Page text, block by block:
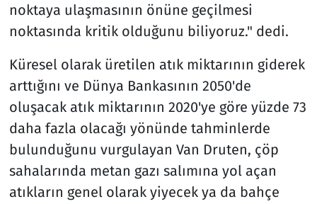
noktaya ulaşmasının önüne geçilmesi
noktasında kritik olduğunu biliyoruz." dedi.
Küresel olarak üretilen atık miktarının giderek
arttığını ve Dünya Bankasının 2050'de
oluşacak atık miktarının 2020'ye göre yüzde 73
daha fazla olacağı yönünde tahminlerde
bulunduğunu vurgulayan Van Druten, çöp
sahalarında metan gazı salımına yol açan
atıkların genel olarak yiyecek ya da bahçe